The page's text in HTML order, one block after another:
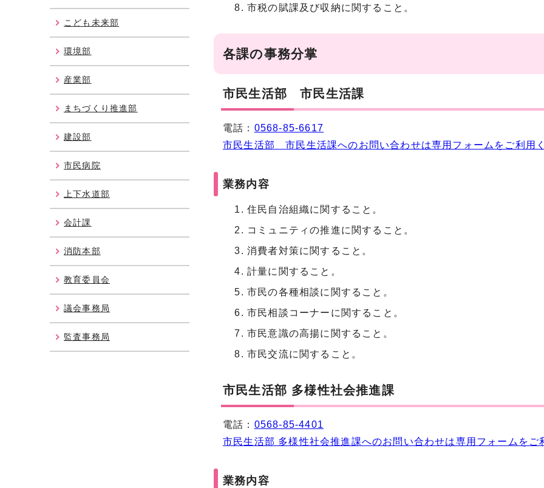
市税の賦課及び収納に関すること。
各課の事務分掌
市民生活部 市民生活課
電話： 0568-85-6617
市民生活部 市民生活課へのお問い合わせは専用フォームをご利用く
業務内容
住民自治組織に関すること。
コミュニティの推進に関すること。
消費者対策に関すること。
計量に関すること。
市民の各種相談に関すること。
市民相談コーナーに関すること。
市民意識の高揚に関すること。
市民交流に関すること。
市民生活部 多様性社会推進課
電話： 0568-85-4401
市民生活部 多様性社会推進課へのお問い合わせは専用フォームをご
業務内容
こども未来部
環境部
産業部
まちづくり推進部
建設部
市民病院
上下水道部
会計課
消防本部
教育委員会
議会事務局
監査事務局